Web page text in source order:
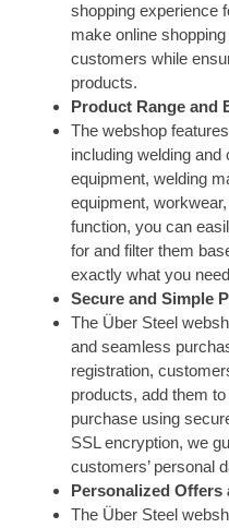
shopping experience
make online
customers while
products.
Product Range and
The webshop
including welding
equipment, welding
equipment,
function, you can
for and filter them
exactly what you
Secure and Simple
The Über Steel
and seamless
registration,
products, add them
purchase using
SSL encryption, we
customers’ personal
Personalized
The Über Steel